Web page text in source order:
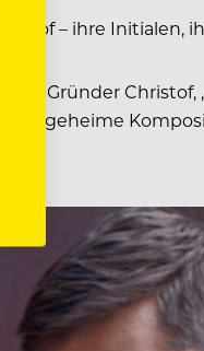
– ihre
sagt Gründer
Eine geheime